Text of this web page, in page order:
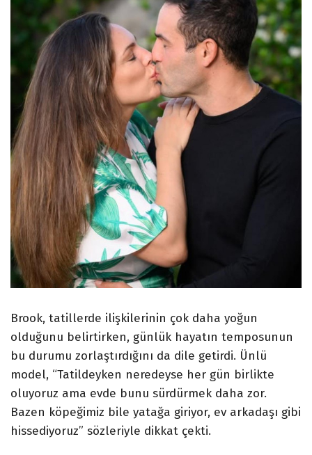
Brook, tatillerde ilişkilerinin çok daha yoğun
olduğunu belirtirken, günlük hayatın temposunun
bu durumu zorlaştırdığını da dile getirdi. Ünlü
model, “Tatildeyken neredeyse her gün birlikte
oluyoruz ama evde bunu sürdürmek daha zor.
Bazen köpeğimiz bile yatağa giriyor, ev arkadaşı gibi
hissediyoruz” sözleriyle dikkat çekti.